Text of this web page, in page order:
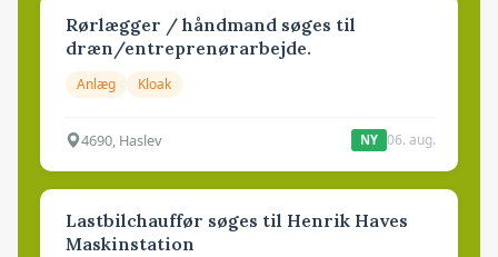
Rørlægger / håndmand søges til
dræn/entreprenørarbejde.
Anlæg Kloak
4690, Haslev NY 06. aug.
Lastbilchauffør søges til Henrik Haves
Maskinstation